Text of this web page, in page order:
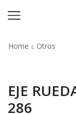
Home Otros
EJE
286